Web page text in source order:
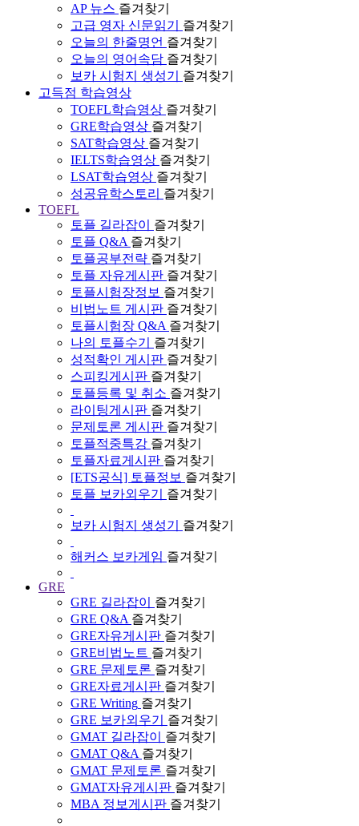
AP 뉴스 즐겨찾기
고급 영자 신문읽기
즐겨찾기
오늘의 한줄명언 즐겨찾기
오늘의 영어속담 즐겨찾기
보카 시험지 생성기
즐겨찾기
고득점 학습영상
TOEFL학습영상 즐겨찾기
GRE학습영상 즐겨찾기
SAT학습영상 즐겨찾기
IELTS학습영상 즐겨찾기
LSAT학습영상 즐겨찾기
성공유학스토리 즐겨찾기
TOEFL
토플 길라잡이
즐겨찾기
토플 Q&A 즐겨찾기
토플공부전략 즐겨찾기
토플 자유게시판 즐겨찾기
토플시험장정보 즐겨찾기
비법노트 게시판 즐겨찾기
토플시험장 Q&A 즐겨찾기
나의 토플수기
즐겨찾기
성적확인 게시판 즐겨찾기
스피킹게시판 즐겨찾기
토플등록 및 취소 즐겨찾기
라이팅게시판 즐겨찾기
문제토론 게시판 즐겨찾기
토플적중특강 즐겨찾기
토플자료게시판 즐겨찾기
[ETS공식] 토플정보 즐겨찾기
토플 보카외우기
즐겨찾기
보카 시험지 생성기 즐겨찾기
해커스 보카게임 즐겨찾기
GRE
GRE 길라잡이
즐겨찾기
GRE Q&A 즐겨찾기
GRE자유게시판 즐겨찾기
GRE비법노트 즐겨찾기
GRE 문제토론 즐겨찾기
GRE자료게시판 즐겨찾기
GRE Writing 즐겨찾기
GRE 보카외우기
즐겨찾기
GMAT 길라잡이
즐겨찾기
GMAT Q&A 즐겨찾기
GMAT 문제토론 즐겨찾기
GMAT자유게시판 즐겨찾기
MBA 정보게시판 즐겨찾기